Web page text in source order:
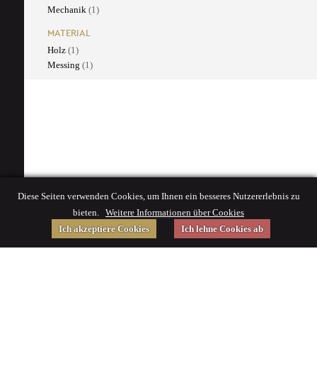
Mechanik (1)
MATERIAL
Holz (1)
Messing (1)
Diese Seiten verwenden Cookies, um Ihnen ein besseres Nutzererlebnis zu
bieten. Weitere Informationen über Cookies
Ich akzeptiere Cookies
Ich lehne Cookies ab